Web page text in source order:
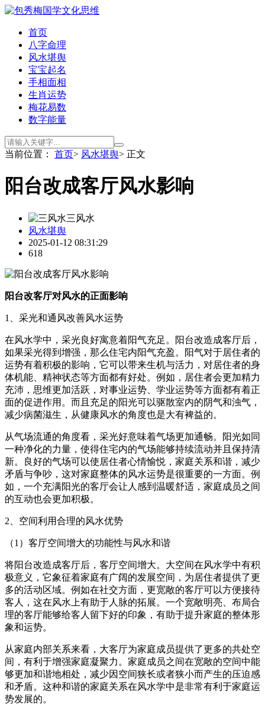
首页
八字命理
风水堪舆
宝宝起名
手相面相
生肖运势
梅花易数
数字能量
当前位置： 首页> 风水堪舆> 正文
阳台改成客厅风水影响
三风水
风水堪舆
2025-01-12 08:31:29
618
阳台改客厅对风水的正面影响
1、采光和通风改善风水运势
在风水学中，采光良好寓意着阳气充足。阳台改造成客厅后，
如果采光得到增强，那么住宅内阳气充盈。阳气对于居住者的
运势有着积极的影响，它可以带来生机与活力，对居住者的身
体机能、精神状态等方面都有好处。例如，居住者会更加精力
充沛，思维更加活跃，对事业运势、学业运势等方面都有着正
面的促进作用。而且充足的阳光可以驱散室内的阴气和浊气，
减少病菌滋生，从健康风水的角度也是大有裨益的。
从气场流通的角度看，采光好意味着气场更加通畅。阳光如同
一种净化的力量，使得住宅内的气场能够持续流动并且保持清
新。良好的气场可以使居住者心情愉悦，家庭关系和谐，减少
矛盾与争吵，这对家庭整体的风水运势是很重要的一方面。例
如，一个充满阳光的客厅会让人感到温暖舒适，家庭成员之间
的互动也会更加积极。
2、空间利用合理的风水优势
（1）客厅空间增大的功能性与风水和谐
将阳台改造成客厅后，客厅空间增大。大空间在风水学中有积
极意义，它象征着家庭有广阔的发展空间，为居住者提供了更
多的活动区域。例如在社交方面，更宽敞的客厅可以方便接待
客人，这在风水上有助于人脉的拓展。一个宽敞明亮、布局合
理的客厅能够给客人留下好的印象，有助于提升家庭的整体形
象和运势。
从家庭内部关系来看，大客厅为家庭成员提供了更多的共处空
间，有利于增强家庭凝聚力。家庭成员之间在宽敞的空间中能
够更加和谐地相处，减少因空间狭长或者狭小而产生的压迫感
和矛盾。这种和谐的家庭关系在风水学中是非常有利于家庭运
势发展的。